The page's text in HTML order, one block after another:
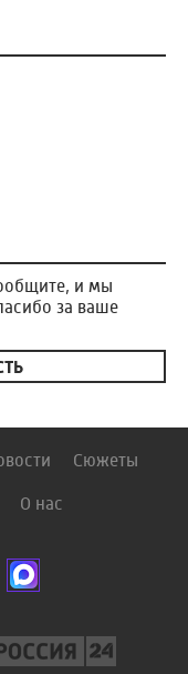
и мы
за ваше
Сюжеты
О нас